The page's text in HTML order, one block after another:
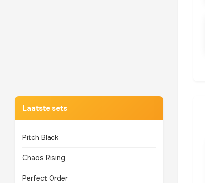
TOP 10 POKEMON
Laatste sets
Pitch Black
Chaos Rising
Perfect Order